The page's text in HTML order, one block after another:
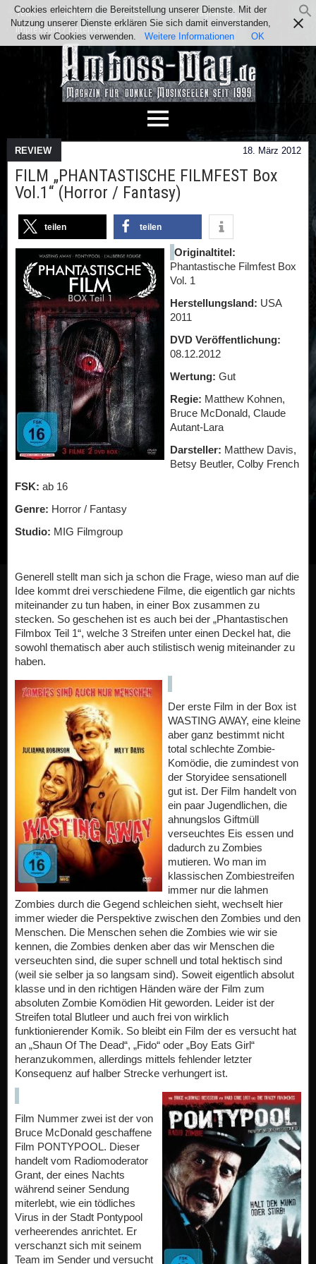
Team Kontakt Facebook
Instagram
Impressum / Datenschutz
REVIEW 18. März 2012
FILM „PHANTASTISCHE FILMFEST Box
Vol.1“ (Horror / Fantasy)
teilen teilen
Originaltitel:
Phantastische Filmfest Box
Vol. 1
Herstellungsland: USA
2011
DVD Veröffentlichung:
08.12.2012
Wertung: Gut
Regie: Matthew Kohnen,
Bruce McDonald, Claude
Autant-Lara
Darsteller: Matthew Davis,
Betsy Beutler, Colby French
FSK: ab 16
Genre: Horror / Fantasy
Studio: MIG Filmgroup
Generell stellt man sich ja schon die Frage, wieso man auf die
Idee kommt drei verschiedene Filme, die eigentlich gar nichts
miteinander zu tun haben, in einer Box zusammen zu
stecken. So geschehen ist es auch bei der „Phantastischen
Filmbox Teil 1“, welche 3 Streifen unter einen Deckel hat, die
sowohl thematisch aber auch stilistisch wenig miteinander zu
haben.
Der erste Film in der Box ist
WASTING AWAY, eine kleine
aber ganz bestimmt nicht
total schlechte Zombie-
Komödie, die zumindest von
der Storyidee sensationell
gut ist. Der Film handelt von
ein paar Jugendlichen, die
ahnungslos Giftmüll
verseuchtes Eis essen und
dadurch zu Zombies
mutieren. Wo man im
klassischen Zombiestreifen
immer nur die lahmen
Zombies durch die Gegend schleichen sieht, wechselt hier
immer wieder die Perspektive zwischen den Zombies und den
Menschen. Die Menschen sehen die Zombies wie wir sie
kennen, die Zombies denken aber das wir Menschen die
verseuchten sind, die super schnell und total hektisch sind
(weil sie selber ja so langsam sind). Soweit eigentlich absolut
klasse und in den richtigen Händen wäre der Film zum
absoluten Zombie Komödien Hit geworden. Leider ist der
Streifen total Blutleer und auch frei von wirklich
funktionierender Komik. So bleibt ein Film der es versucht hat
an „Shaun Of The Dead“, „Fido“ oder „Boy Eats Girl“
heranzukommen, allerdings mittels fehlender letzter
Konsequenz auf halber Strecke verhungert ist.
Film Nummer zwei ist der von
Bruce McDonald geschaffene
Film PONTYPOOL. Dieser
handelt vom Radiomoderator
Grant, der eines Nachts
während seiner Sendung
miterlebt, wie ein tödliches
Virus in der Stadt Pontypool
verheerendes anrichtet. Er
verschanzt sich mit seinem
Team im Sender und versucht
Cookies erleichtern die Bereitstellung unserer Dienste. Mit der
Nutzung unserer Dienste erklären Sie sich damit einverstanden,
dass wir Cookies verwenden.
Weitere Informationen OK